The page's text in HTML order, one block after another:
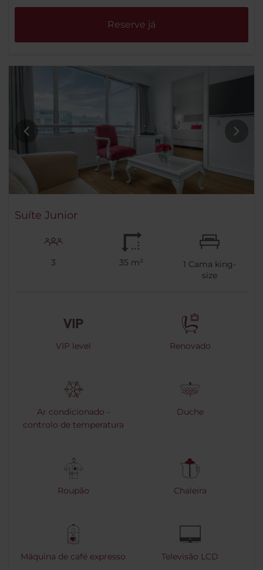
Reserve já
Suíte Junior
3 35 m² 1 Cama king-
size
VIP level Renovado
Ar condicionado -
controlo de temperatura
Duche
Roupão Chaleira
Máquina de café expresso Televisão LCD